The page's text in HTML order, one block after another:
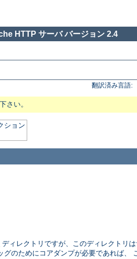
HTTP サーバ バージョン 2.4
翻訳済み言語:
さい。
ション
ディレクトリですが、このディレクトリ
のためにコアダンプが必要であれば、